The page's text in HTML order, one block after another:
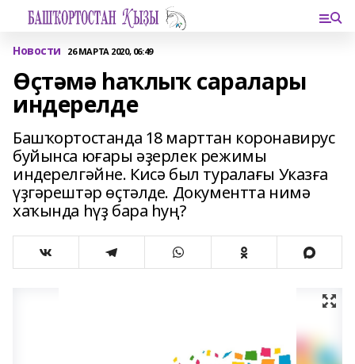
Новости 26 МАРТА 2020, 06:49
Өҫтәмә һаҡлыҡ саралары
индерелде
Башҡортостанда 18 марттан коронавирус
буйынса юғары әҙерлек режимы
индерелгәйне. Кисә был туралағы Указға
үҙгәрештәр өҫтәлде. Документта нимә
хаҡында һүҙ бара һуң?